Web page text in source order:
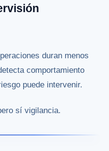
duran menos
comportamiento
puede intervenir.
sí vigilancia.